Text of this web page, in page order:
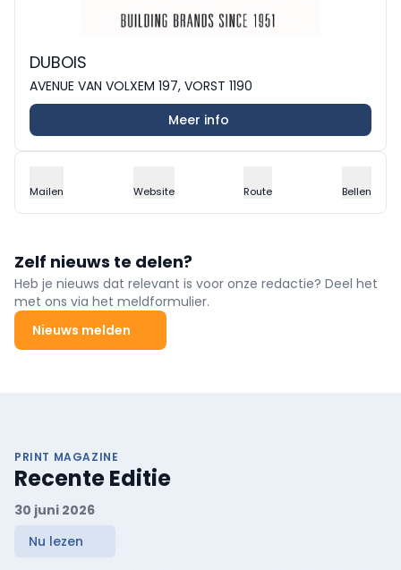
DUBOIS
AVENUE VAN VOLXEM 197, VORST 1190
Meer info
Mailen Website Route Bellen
Zelf nieuws te delen?
Heb je nieuws dat relevant is voor onze redactie? Deel het
met ons via het meldformulier.
Nieuws melden
PRINT MAGAZINE
Recente Editie
30 juni 2026
Nu lezen